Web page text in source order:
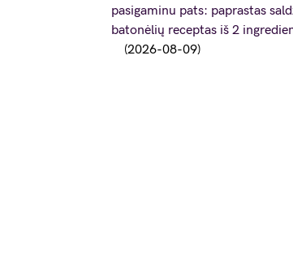
pasigaminu pats: paprastas
batonėlių receptas iš 2
2026-08-09